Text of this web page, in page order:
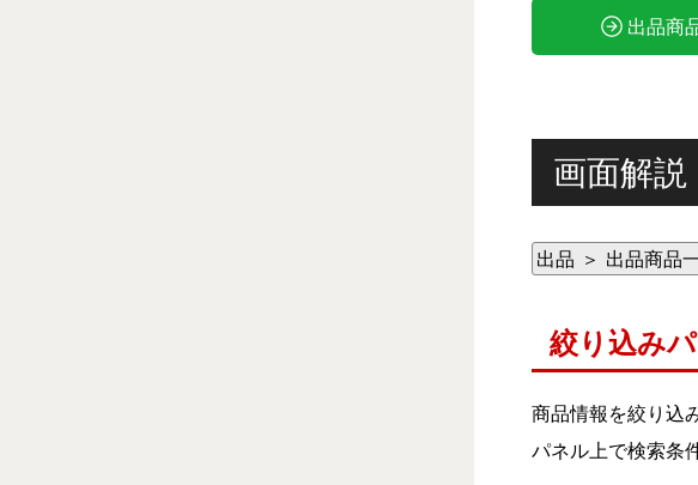
出品商
画面解説
出品 ＞ 出品商品
絞り込み
商品情報を絞り込
パネル上で検索条